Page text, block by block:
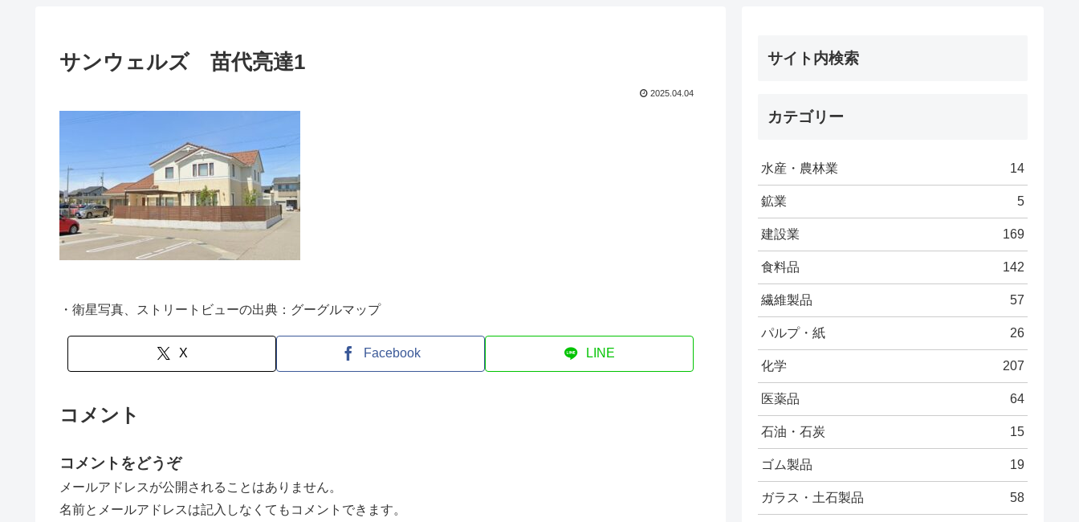
サンウェルズ 苗代亮達1
2025.04.04
・衛星写真、ストリートビューの出典：グーグルマップ
X Facebook LINE
コメント
コメントをどうぞ
メールアドレスが公開されることはありません。
名前とメールアドレスは記入しなくてもコメントできます。
サイト内検索
カテゴリー
水産・農林業 14
鉱業 5
建設業 169
食料品 142
繊維製品 57
パルプ・紙 26
化学 207
医薬品 64
石油・石炭 15
ゴム製品 19
ガラス・土石製品 58